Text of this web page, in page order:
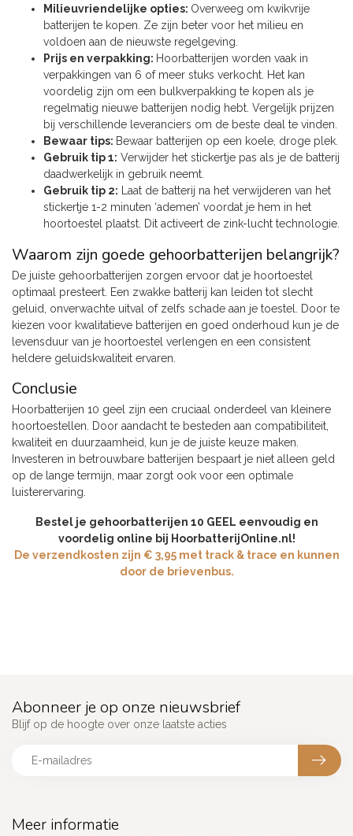
Milieuvriendelijke opties: Overweeg om kwikvrije
batterijen te kopen. Ze zijn beter voor het milieu en
voldoen aan de nieuwste regelgeving.
Prijs en verpakking: Hoorbatterijen worden vaak in
verpakkingen van 6 of meer stuks verkocht. Het kan
voordelig zijn om een bulkverpakking te kopen als je
regelmatig nieuwe batterijen nodig hebt. Vergelijk prijzen
bij verschillende leveranciers om de beste deal te vinden.
Bewaar tips: Bewaar batterijen op een koele, droge plek.
Gebruik tip 1: Verwijder het stickertje pas als je de batterij
daadwerkelijk in gebruik neemt.
Gebruik tip 2: Laat de batterij na het verwijderen van het
stickertje 1-2 minuten ‘ademen’ voordat je hem in het
hoortoestel plaatst. Dit activeert de zink-lucht technologie.
Waarom zijn goede gehoorbatterijen belangrijk?
De juiste gehoorbatterijen zorgen ervoor dat je hoortoestel
optimaal presteert. Een zwakke batterij kan leiden tot slecht
geluid, onverwachte uitval of zelfs schade aan je toestel. Door te
kiezen voor kwalitatieve batterijen en goed onderhoud kun je de
levensduur van je hoortoestel verlengen en een consistent
heldere geluidskwaliteit ervaren.
Conclusie
Hoorbatterijen 10 geel zijn een cruciaal onderdeel van kleinere
hoortoestellen. Door aandacht te besteden aan compatibiliteit,
kwaliteit en duurzaamheid, kun je de juiste keuze maken.
Investeren in betrouwbare batterijen bespaart je niet alleen geld
op de lange termijn, maar zorgt ook voor een optimale
luisterervaring.
Bestel je gehoorbatterijen 10 GEEL eenvoudig en
voordelig online bij HoorbatterijOnline.nl!
De verzendkosten zijn € 3,95 met track & trace en kunnen
door de brievenbus.
Meer informatie
Abonneer je op onze nieuwsbrief
Blijf op de hoogte over onze laatste acties